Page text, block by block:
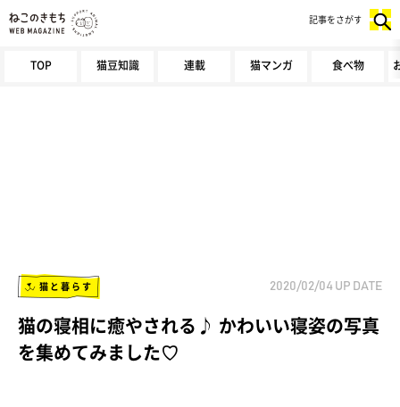
TOP 猫豆知識 連載 猫マンガ 食べ物
記事をさがす
猫と暮らす 2020/02/04 UP DATE
猫の寝相に癒やされる♪ かわいい寝姿の写真
を集めてみました♡